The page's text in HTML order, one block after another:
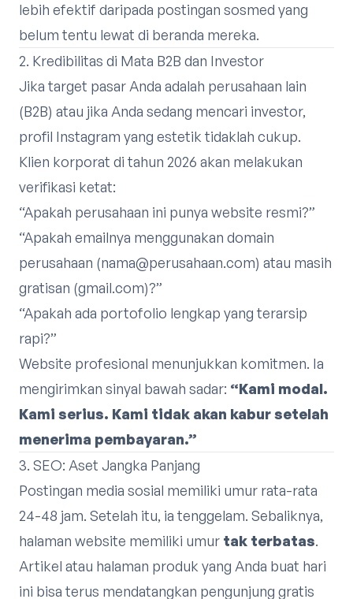
lebih efektif daripada postingan sosmed yang
belum tentu lewat di beranda mereka.
2. Kredibilitas di Mata B2B dan Investor
Jika target pasar Anda adalah perusahaan lain
(B2B) atau jika Anda sedang mencari investor,
profil Instagram yang estetik tidaklah cukup.
Klien korporat di tahun 2026 akan melakukan
verifikasi ketat:
“Apakah perusahaan ini punya website resmi?”
“Apakah emailnya menggunakan domain
perusahaan (nama@perusahaan.com) atau masih
gratisan (gmail.com)?”
“Apakah ada portofolio lengkap yang terarsip
rapi?”
Website profesional menunjukkan komitmen. Ia
mengirimkan sinyal bawah sadar: “Kami modal.
Kami serius. Kami tidak akan kabur setelah
menerima pembayaran.”
3. SEO: Aset Jangka Panjang
Postingan media sosial memiliki umur rata-rata
24-48 jam. Setelah itu, ia tenggelam. Sebaliknya,
halaman website memiliki umur tak terbatas.
Artikel atau halaman produk yang Anda buat hari
ini bisa terus mendatangkan pengunjung gratis